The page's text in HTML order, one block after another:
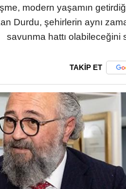
modern yaşamın
Durdu, şehirlerin aynı
savunma hattı olabileceğini
TAKİP ET